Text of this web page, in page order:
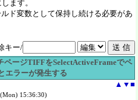
ます。
ド変数として保持し続ける必要があ
キー/
ページTIFFをSelectActiveFrameでペ
エラーが発生する
▲ ▼ ■
15:36:30)